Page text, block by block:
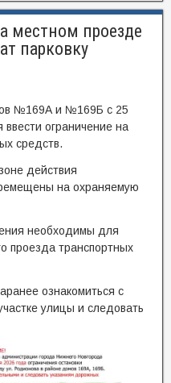
местном проезде
парковку
№169А и №169Б с 25
ограничение на
средств.
действия
на охраняемую
необходимы для
проезда транспортных
ознакомиться с
улицы и следовать